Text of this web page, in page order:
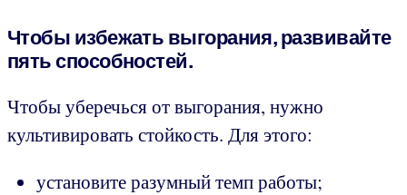
Чтобы избежать выгорания, развивайте
пять способностей.
Чтобы уберечься от выгорания, нужно
культивировать стойкость. Для этого:
установите разумный темп работы;